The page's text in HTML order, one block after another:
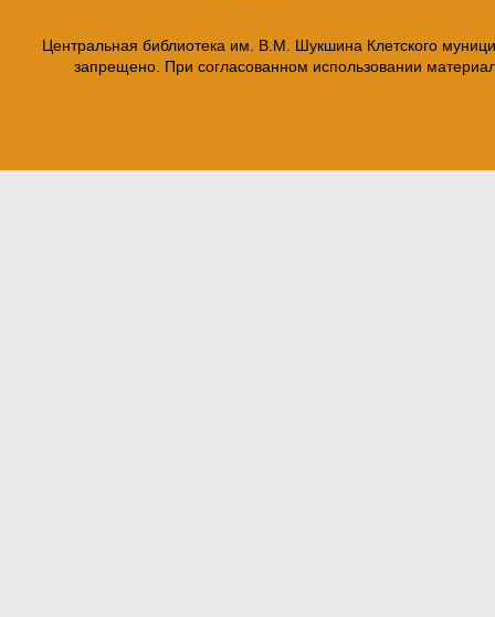
Центральная библиотека им. В.М. Шукшина Клетского
запрещено. При согласованном использовании